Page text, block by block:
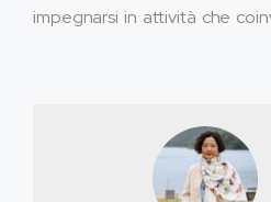
impegnarsi in attività che